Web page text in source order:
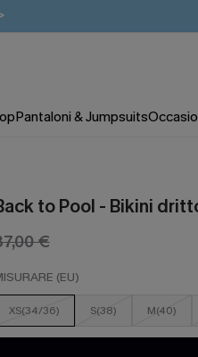
Pantaloni & Jumpsuits
to Pool - Bikini
€
(EU)
XS(34/36) S(38) M(40)